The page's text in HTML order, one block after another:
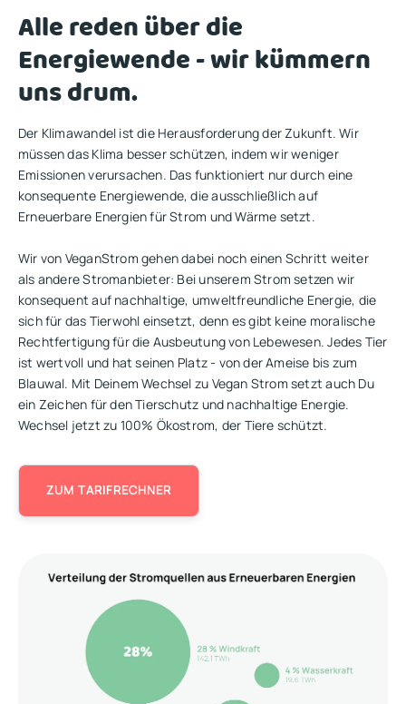
Alle reden über die
Energiewende - wir kümmern
uns drum.
Der Klimawandel ist die Herausforderung der Zukunft. Wir
müssen das Klima besser schützen, indem wir weniger
Emissionen verursachen. Das funktioniert nur durch eine
konsequente Energiewende, die ausschließlich auf
Erneuerbare Energien für Strom und Wärme setzt.
Wir von VeganStrom gehen dabei noch einen Schritt weiter
als andere Stromanbieter: Bei unserem Strom setzen wir
konsequent auf nachhaltige, umweltfreundliche Energie, die
sich für das Tierwohl einsetzt, denn es gibt keine moralische
Rechtfertigung für die Ausbeutung von Lebewesen. Jedes Tier
ist wertvoll und hat seinen Platz - von der Ameise bis zum
Blauwal. Mit Deinem Wechsel zu Vegan Strom setzt auch Du
ein Zeichen für den Tierschutz und nachhaltige Energie.
Wechsel jetzt zu 100% Ökostrom, der Tiere schützt.
ZUM TARIFRECHNER